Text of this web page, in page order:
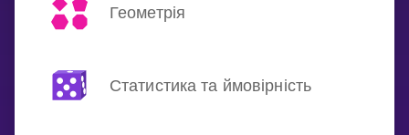
Invite a Friend
Увійти
Геометрія
Статистика та ймовірність